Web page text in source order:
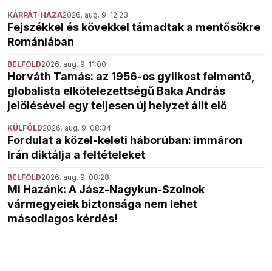
KÁRPÁT-HAZA2026. aug. 9. 12:23
Fejszékkel és kövekkel támadtak a mentősökre
Romániában
BELFÖLD2026. aug. 9. 11:00
Horváth Tamás: az 1956-os gyilkost felmentő,
globalista elkötelezettségű Baka András
jelölésével egy teljesen új helyzet állt elő
KÜLFÖLD2026. aug. 9. 08:34
Fordulat a közel-keleti háborúban: immáron
Irán diktálja a feltételeket
BELFÖLD2026. aug. 9. 08:28
Mi Hazánk: A Jász-Nagykun-Szolnok
vármegyeiek biztonsága nem lehet
másodlagos kérdés!